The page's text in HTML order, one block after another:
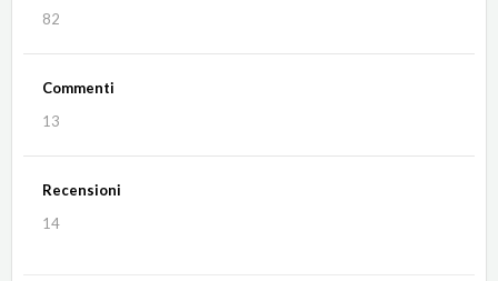
82
Commenti
13
Recensioni
14